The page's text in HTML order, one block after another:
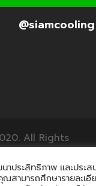
@siamcooling
All Rights
าประสิทธิภาพ และประ
สามารถศึกษารายละเอี